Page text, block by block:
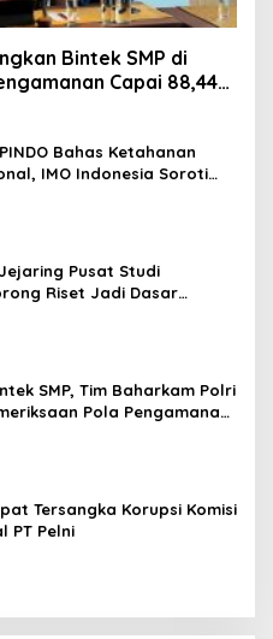
Bintek SMP di
Capai 88,44
Bahas Ketahanan
IMO Indonesia Soroti
Lintas Sektor
Pusat Studi
Riset Jadi Dasar
SMP, Tim Baharkam Polri
Pola Pengamanan
Niaga Jabar
Tersangka Korupsi Komisi
PT Pelni